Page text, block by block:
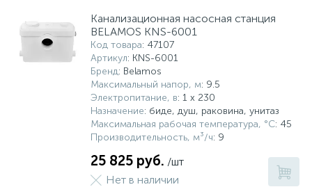
Канализационная насосная станция
BELAMOS KNS-6001
Код товара: 47107
Артикул: KNS-6001
Бренд: Belamos
Максимальный напор, м: 9.5
Электропитание, в: 1 x 230
Назначение: биде, душ, раковина, унитаз
Максимальная рабочая температура, °С: 45
Производительность, м³/ч: 9
25 825 руб. /шт
Нет в наличии